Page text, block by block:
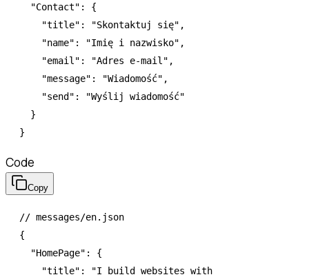
  "Contact"
:
{
    "title"
: "Skontaktuj się" ,
    "name"
: "Imię i nazwisko" ,
    "email"
: "Adres e-mail" ,
    "message"
: "Wiadomość" ,
    "send"
:
"Wyślij wiadomość"
  }
}
Code
Copy
// messages/en.json
{
  "HomePage"
:
{
    "title"
:
"I build websites with